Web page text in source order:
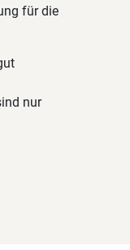
für die
nur